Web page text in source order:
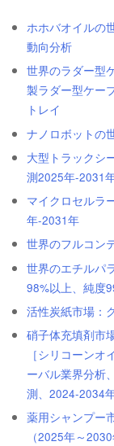
ホホバオイルの
動向分析
世界のラダー型
製ラダー型ケー
トレイ
ナノロボットの
大型トラックシ
測2025年-2031
マイクロセルラ
年-2031年
世界のフルコン
世界のエチルパ
98%以上、純度
活性炭紙市場：
硝子体充填剤市
［シリコーン
ーバル業界分析
測、2024-2034
薬用シャンプー
（2025年～2030